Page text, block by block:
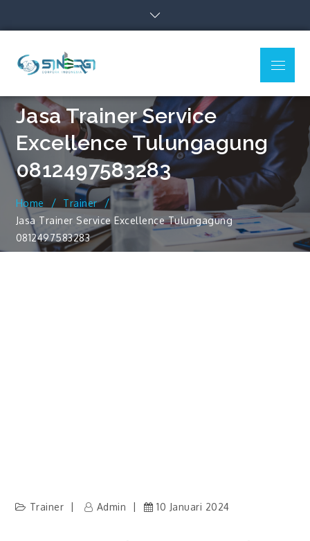
Indonesia
Menu
Jasa Trainer Service
Excellence Tulungagung
0812497583283
Home
Trainer
Jasa Trainer Service Excellence Tulungagung
0812497583283
Trainer Admin 10 Januari 2024